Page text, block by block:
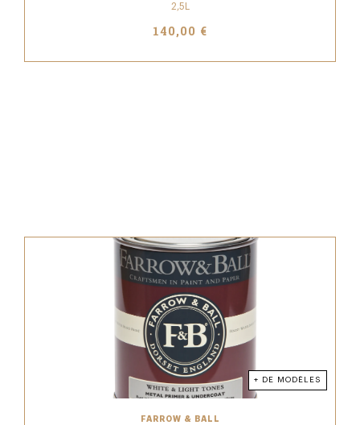
2,5L
140,00 €
+ DE MODÈLES
FARROW & BALL